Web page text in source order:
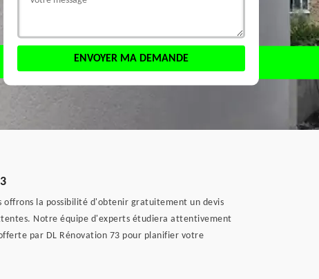
offrons la possibilité d'obtenir gratuitement un devis
Notre équipe d'experts étudiera attentivement
par DL Rénovation 73 pour planifier votre